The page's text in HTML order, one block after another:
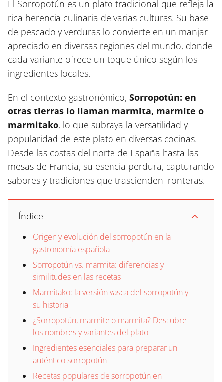
El Sorropotún es un plato tradicional que refleja la
rica herencia culinaria de varias culturas. Su base
de pescado y verduras lo convierte en un manjar
apreciado en diversas regiones del mundo, donde
cada variante ofrece un toque único según los
ingredientes locales.
En el contexto gastronómico, Sorropotún: en
otras tierras lo llaman marmita, marmite o
marmitako, lo que subraya la versatilidad y
popularidad de este plato en diversas cocinas.
Desde las costas del norte de España hasta las
mesas de Francia, su esencia perdura, capturando
sabores y tradiciones que trascienden fronteras.
Índice
Origen y evolución del sorropotún en la
gastronomía española
Sorropotún vs. marmita: diferencias y
similitudes en las recetas
Marmitako: la versión vasca del sorropotún y
su historia
¿Sorropotún, marmite o marmita? Descubre
los nombres y variantes del plato
Ingredientes esenciales para preparar un
auténtico sorropotún
Recetas populares de sorropotún en